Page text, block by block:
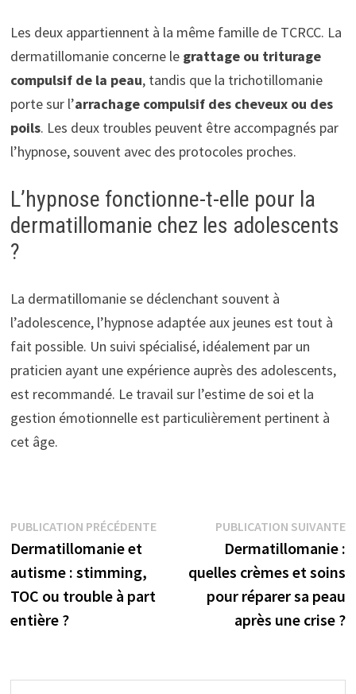
Les deux appartiennent à la même famille de TCRCC. La
dermatillomanie concerne le grattage ou triturage
compulsif de la peau, tandis que la trichotillomanie
porte sur l’arrachage compulsif des cheveux ou des
poils. Les deux troubles peuvent être accompagnés par
l’hypnose, souvent avec des protocoles proches.
L’hypnose fonctionne-t-elle pour la
dermatillomanie chez les adolescents
?
La dermatillomanie se déclenchant souvent à
l’adolescence, l’hypnose adaptée aux jeunes est tout à
fait possible. Un suivi spécialisé, idéalement par un
praticien ayant une expérience auprès des adolescents,
est recommandé. Le travail sur l’estime de soi et la
gestion émotionnelle est particulièrement pertinent à
cet âge.
Navigation
de
l’article
PUBLICATION PRÉCÉDENTEPublication
précédente :
Dermatillomanie et
autisme : stimming,
TOC ou trouble à part
entière ?
PUBLICATION SUIVANTE
Dermatillomanie :
quelles crèmes et soins
pour réparer sa peau
après une crise ?